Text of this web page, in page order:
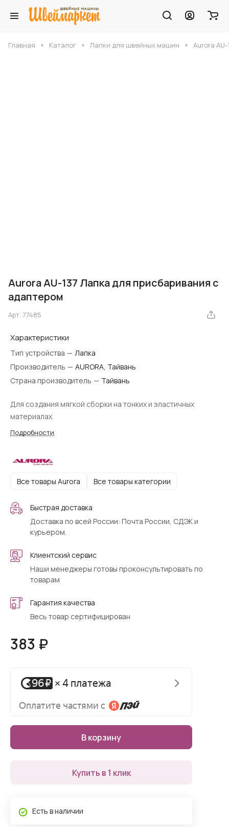
Главная Каталог Лапки для швейных машин Aurora
Aurora AU-137 Лапка для присбаривания с
адаптером
Арт. 77485
Характеристики
Тип устройства — Лапка
Производитель — AURORA, Тайвань
Страна производитель — Тайвань
Для создания мягкой сборки на тонких и эластичных
материалах.
Подробности
Все товары Aurora Все товары категории
Быстрая доставка
Доставка по всей России: Почта России, СДЭК и
курьером.
Клиентский сервис
Наши менеджеры готовы проконсультировать по
товарам
Гарантия качества
Весь товар сертифицирован
383 ₽
В корзину
Купить в 1 клик
Есть в наличии